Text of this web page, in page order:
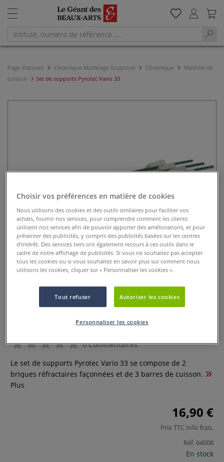
Page d'accueil Céramique Modelage Sculpture Céramique
Matériel de
cuisson
Set de supports Pyrotec Vario 33
Set de supports Pyrotec Vario 33
0 Commentaires
Le set de supports Pyrotec Vario 33 se compose de 2
briques réfractaires façonnées et de 3 barres de cuisson.
Plus
16,90 €
Prix TTC Info frais.
Réf. 64008
En stock
Choisir vos préférences en matière de cookies
Nous utilisons des cookies et des outils similaires pour faciliter vos
achats, fournir nos services, pour comprendre comment les clients
utilisent nos services afin de pouvoir apporter des améliorations, et pour
présenter des publicités, y compris des publicités basées sur les centres
d’intérêt. Des services tiers ont également recours à ces outils dans le
cadre de notre affichage de publicités. Si vous ne souhaitez pas accepter
tous les cookies ou si vous souhaitez en savoir plus sur comment nous
utilisons les cookies, cliquer sur « Personnaliser les cookies ».
Tout refuser Autoriser les cookies
Personnaliser les cookies